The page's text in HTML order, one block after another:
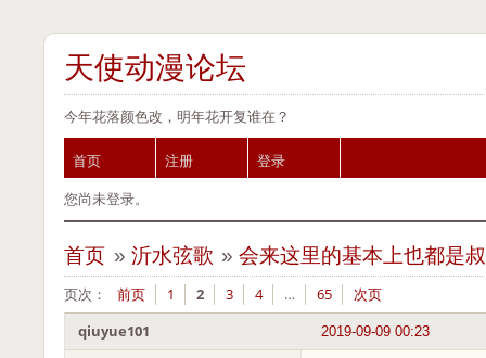
天使动漫论坛
今年花落颜色改，明年花开复谁在？
首页 注册
登录
您尚未登录。
首页 » 沂水弦歌 »会来这里的基本上也都是
页次： 前页 1 2 3 4 … 65 次页
2019-09-09 00:23
qiuyue101